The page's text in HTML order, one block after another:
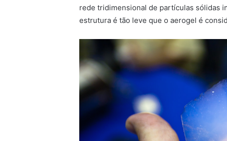
rede tridimensional de partículas sólidas
estrutura é tão leve que o aerogel é